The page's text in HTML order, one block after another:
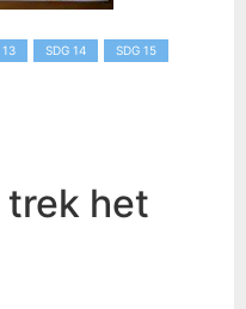
13 SDG 14 SDG 15
trek het